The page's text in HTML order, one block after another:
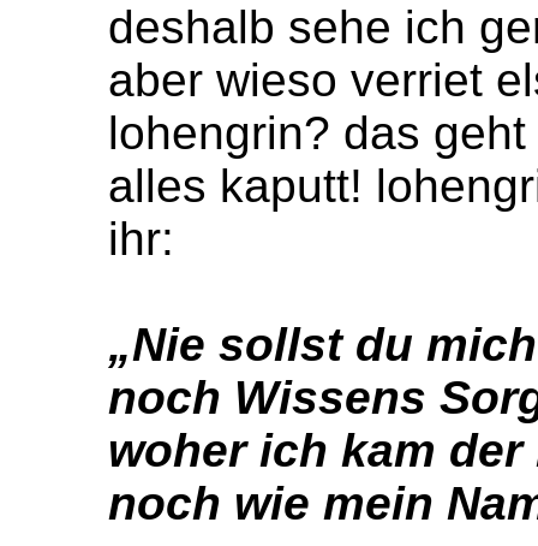
deshalb sehe ich
aber wieso verriet
lohengrin? das
alles kaputt!
ihr:
„Nie sollst du
noch Wissens
woher ich kam der
noch wie mein